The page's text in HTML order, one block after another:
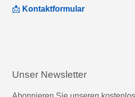
📩 Kontaktformular
Unser Newsletter